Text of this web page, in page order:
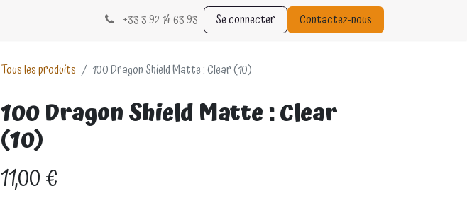
+33 3 92 14 63 93 Se connecter Contactez-nous
Tous les produits 100 Dragon Shield Matte : Clear (10)
100 Dragon Shield Matte : Clear
(10)
11,00€